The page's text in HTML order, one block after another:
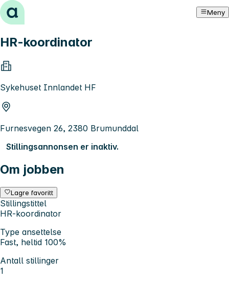
Hopp til innhold Meny
HR-koordinator
Sykehuset Innlandet HF
Furnesvegen 26, 2380 Brumunddal
Stillingsannonsen er inaktiv.
Om jobben
Lagre favoritt
Stillingstittel
HR-koordinator
Type ansettelse
Fast, heltid 100%
Antall stillinger
1